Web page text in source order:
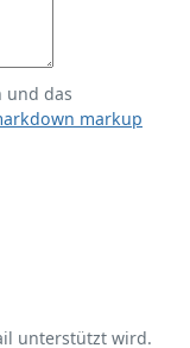
und das
markup
unterstützt wird.